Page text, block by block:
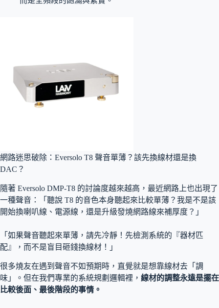
網路迷思破除：Eversolo T8 聲音單薄？該先換線材還是換
DAC？
隨著 Eversolo DMP-T8 的討論度越來越高，最近網路上也出現了
一種聲音：「聽說 T8 的音色本身聽起來比較單薄？我是不是該
開始換喇叭線、電源線，還是升級發燒網路線來補厚度？」
「如果聲音聽起來單薄，請先冷靜！先檢測系統的『器材匹
配』，而不是盲目砸錢換線材！」
很多燒友在遇到聲音不如預期時，直覺就是想靠線材去「調
味」。但在我們專業的系統規劃邏輯裡， 線材的調整永遠是擺在
比較後面、最後階段的事情。